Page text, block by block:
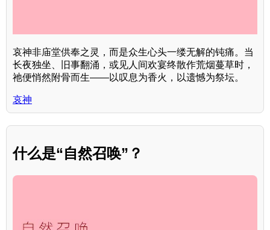
哀神非庙堂供奉之灵，而是众生心头一缕无解的钝痛。当
长夜独坐、旧事翻涌，或见人间欢宴终散作荒烟蔓草时，
祂便悄然附骨而生——以叹息为香火，以遗憾为祭坛。
哀神
什么是“自然召唤”？